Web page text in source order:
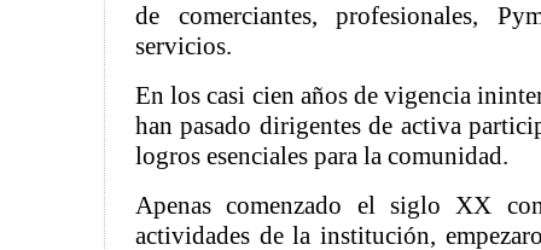
de comerciantes, profesionales,
servicios.
En los casi cien años de vigencia
han pasado dirigentes de activa
logros esenciales para la comunidad.
Apenas comenzado el siglo XX
actividades de la institución,